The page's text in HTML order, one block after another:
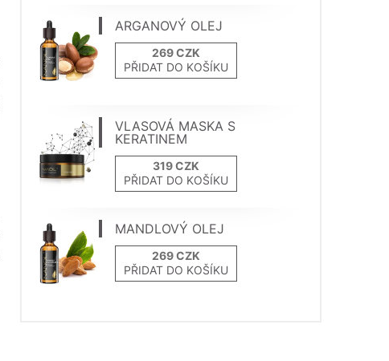
ARGANOVÝ OLEJ
PŘIDAT DO KOŠÍKU
VLASOVÁ MASKA S
KERATINEM
PŘIDAT DO KOŠÍKU
MANDLOVÝ OLEJ
PŘIDAT DO KOŠÍKU